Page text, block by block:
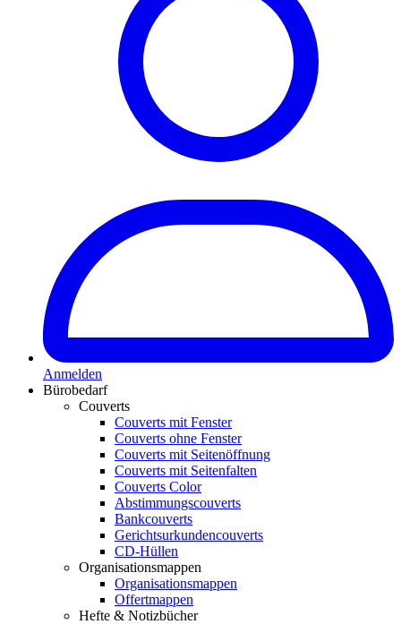
Anmelden
Bürobedarf
Couverts
Couverts mit Fenster
Couverts ohne Fenster
Couverts mit Seitenöffnung
Couverts mit Seitenfalten
Couverts Color
Abstimmungscouverts
Bankcouverts
Gerichtsurkundencouverts
CD-Hüllen
Organisationsmappen
Organisationsmappen
Offertmappen
Hefte & Notizbücher